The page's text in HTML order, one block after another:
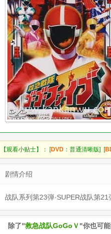
【观看小贴士】： [DVD ：普通清晰版] [
剧情介绍
战队系列第23弾·SUPER战队第
除了"救急战队GoGoＶ"你也可